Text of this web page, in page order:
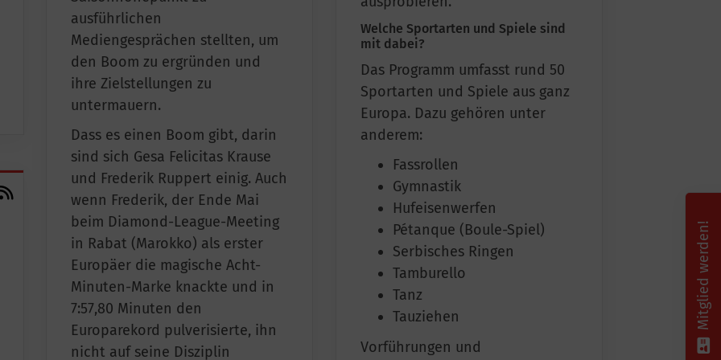
ausführlichen
Mediengesprächen stellten, um
den Boom zu ergründen und
ihre Zielstellungen zu
untermauern.
Dass es einen Boom gibt, darin
sind sich Gesa Felicitas Krause
und Frederik Ruppert einig. Auch
wenn Frederik, der Ende Mai
beim Diamond-League-Meeting
in Rabat (Marokko) als erster
Europäer die magische Acht-
Minuten-Marke knackte und in
7:57,80 Minuten den
Europarekord pulverisierte, ihn
nicht auf seine Disziplin
Welche Sportarten und Spiele sind
mit dabei?
Das Programm umfasst rund 50
Sportarten und Spiele aus ganz
Europa. Dazu gehören unter
anderem:
Fassrollen
Gymnastik
Hufeisenwerfen
Pétanque (Boule-Spiel)
Serbisches Ringen
Tamburello
Tanz
Tauziehen
Vorführungen und
Mitglied werden!